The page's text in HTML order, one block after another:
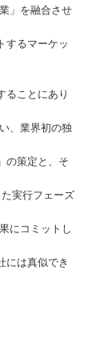
」を融合させ
するマーケッ
ることにあり
、業界初の独
の策定と、そ
実行フェーズ
にコミットし
には真似でき